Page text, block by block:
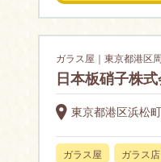
ガラス屋｜東京都港区
日本板硝子株
東京都港区浜松
ガラス屋 ガラス店